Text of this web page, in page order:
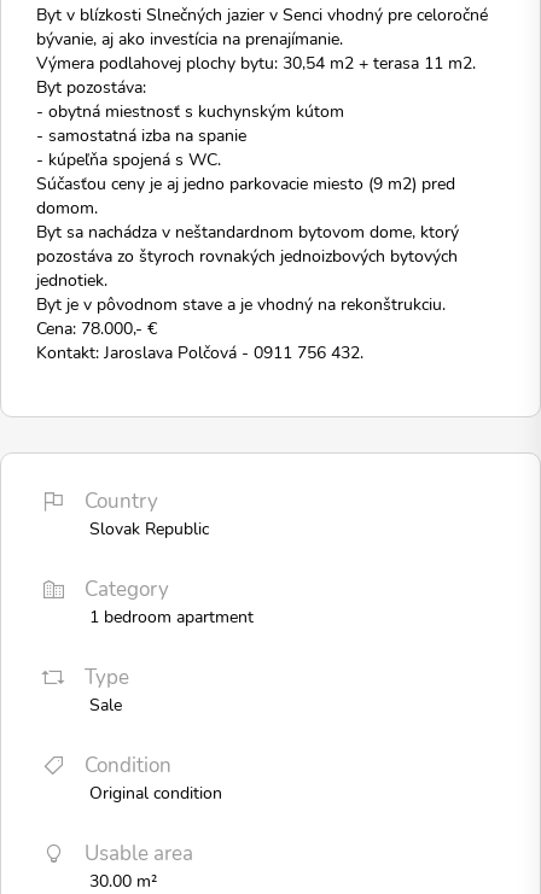
Byt v blízkosti Slnečných jazier v Senci vhodný pre celoročné
bývanie, aj ako investícia na prenajímanie.
Výmera podlahovej plochy bytu: 30,54 m2 + terasa 11 m2.
Byt pozostáva:
- obytná miestnosť s kuchynským kútom
- samostatná izba na spanie
- kúpeľňa spojená s WC.
Súčasťou ceny je aj jedno parkovacie miesto (9 m2) pred
domom.
Byt sa nachádza v neštandardnom bytovom dome, ktorý
pozostáva zo štyroch rovnakých jednoizbových bytových
jednotiek.
Byt je v pôvodnom stave a je vhodný na rekonštrukciu.
Cena: 78.000,- €
Kontakt: Jaroslava Polčová - 0911 756 432.
Country
Slovak Republic
Category
1 bedroom apartment
Type
Sale
Condition
Original condition
Usable area
30.00 m²